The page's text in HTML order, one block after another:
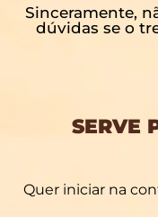
Sinceramente,
dúvidas se o
SERVE
Quer iniciar na